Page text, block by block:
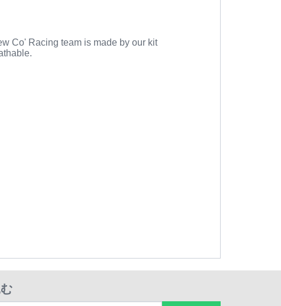
Co' Racing team is made by our kit